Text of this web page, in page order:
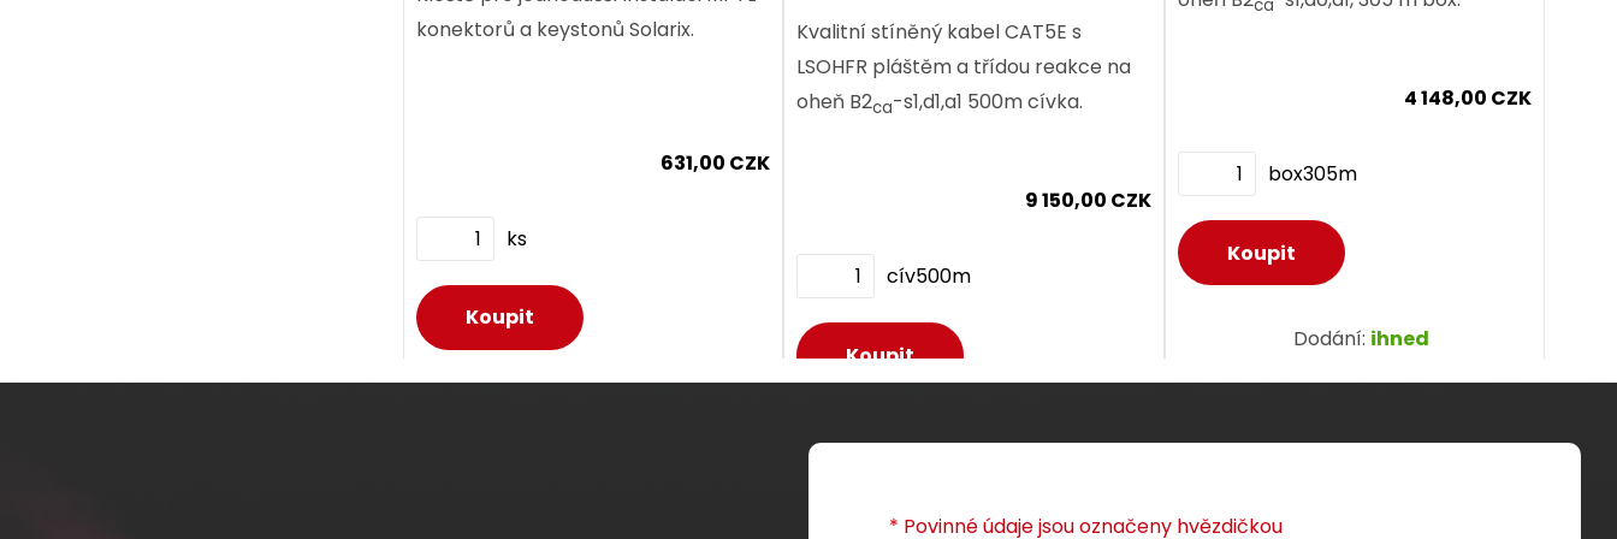
Dodání:
4,60 CZK
Detail produktu Detail produktu
konektorů a keystonů Solarix.
631,00 CZK
ks
Kvalitní stíněný kabel CAT5E s
LSOHFR pláštěm a třídou reakce na
oheň B2ca-s1,d1,a1 500m cívka.
9 150,00 CZK
cív500m
Dodání:ihned
Detail produktu
ca
4 148,00 CZK
box305m
Dodání: ihned
* Povinné údaje jsou označeny hvězdičkou